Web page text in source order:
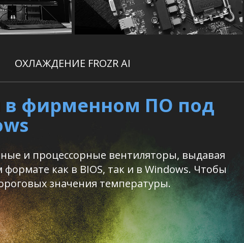
ОХЛАЖДЕНИЕ FROZR AI
в фирменном ПО под
и процессорные вентиляторы, выдавая
как в BIOS, так и в Windows. Чтобы
значения температуры.